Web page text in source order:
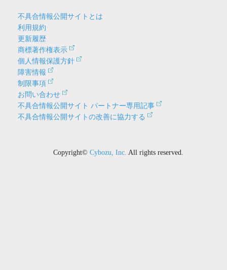
不具合情報公開サイトとは
利用規約
更新履歴
商標著作権表示
個人情報保護方針
障害情報
制限事項
お問い合わせ
不具合情報公開サイト パートナー専用記事
不具合情報公開サイトの改善に協力する
Copyright©Cybozu, Inc. All rights reserved.